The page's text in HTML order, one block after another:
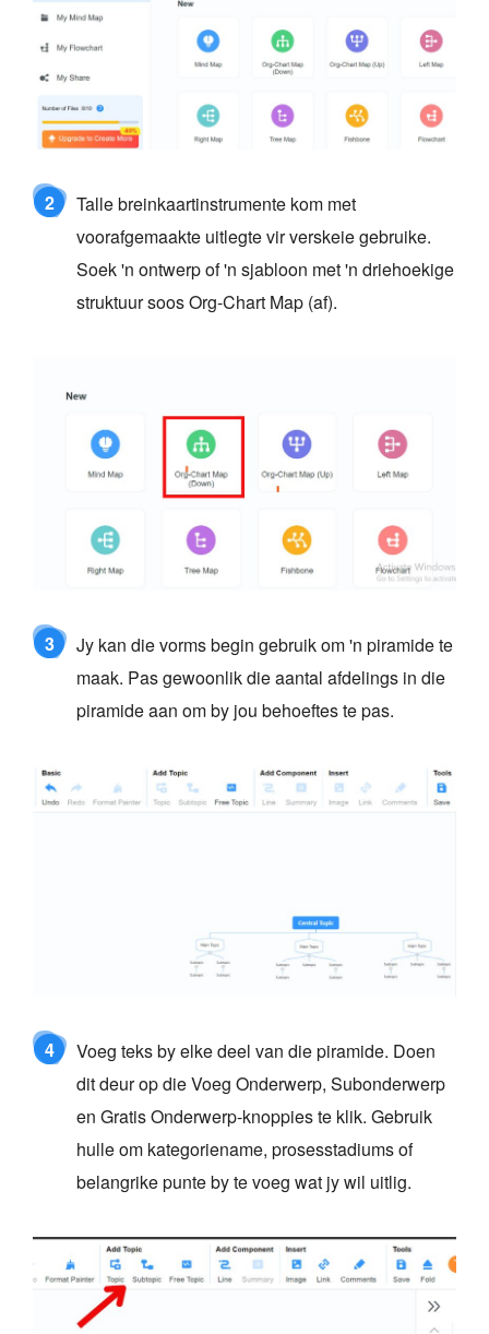
2
Talle breinkaartinstrumente kom met
voorafgemaakte uitlegte vir verskeie gebruike.
Soek 'n ontwerp of 'n sjabloon met 'n driehoekige
struktuur soos Org-Chart Map (af).
3
Jy kan die vorms begin gebruik om 'n piramide te
maak. Pas gewoonlik die aantal afdelings in die
piramide aan om by jou behoeftes te pas.
4
Voeg teks by elke deel van die piramide. Doen
dit deur op die Voeg Onderwerp, Subonderwerp
en Gratis Onderwerp-knoppies te klik. Gebruik
hulle om kategoriename, prosesstadiums of
belangrike punte by te voeg wat jy wil uitlig.